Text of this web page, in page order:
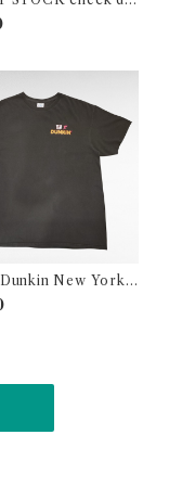
polo shirt
New York
print t-shirt